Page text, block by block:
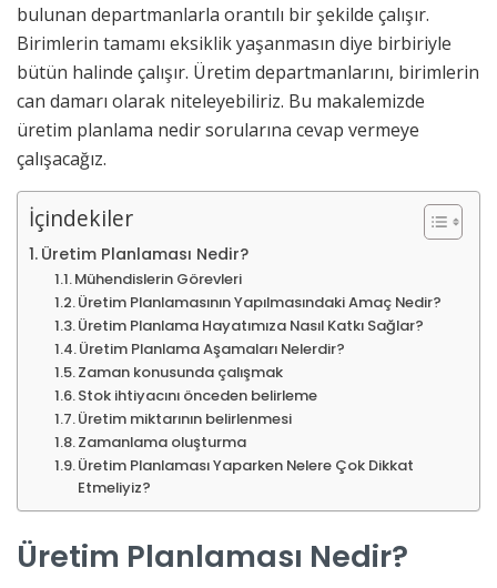
bulunan departmanlarla orantılı bir şekilde çalışır.
Birimlerin tamamı eksiklik yaşanmasın diye birbiriyle
bütün halinde çalışır. Üretim departmanlarını, birimlerin
can damarı olarak niteleyebiliriz. Bu makalemizde
üretim planlama nedir sorularına cevap vermeye
çalışacağız.
İçindekiler
Üretim Planlaması Nedir?
Mühendislerin Görevleri
Üretim Planlamasının Yapılmasındaki Amaç Nedir?
Üretim Planlama Hayatımıza Nasıl Katkı Sağlar?
Üretim Planlama Aşamaları Nelerdir?
Zaman konusunda çalışmak
Stok ihtiyacını önceden belirleme
Üretim miktarının belirlenmesi
Zamanlama oluşturma
Üretim Planlaması Yaparken Nelere Çok Dikkat
Etmeliyiz?
Üretim Planlaması Nedir?